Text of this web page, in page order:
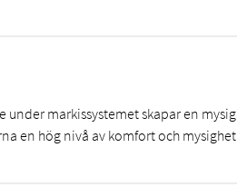
markissystemet skapar en mysig
en hög nivå av komfort och mysighet